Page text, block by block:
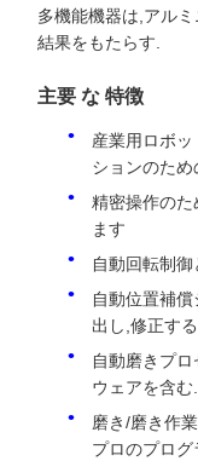
多機能機器は,アル
結果をもたらす.
主要 な 特徴
産業用ロボ
ションのた
精密操作の
ます
自動回転制
自動位置補
出し,修正する.
自動磨きプ
ウェアを含む.
磨き/磨き作
プロのプログ